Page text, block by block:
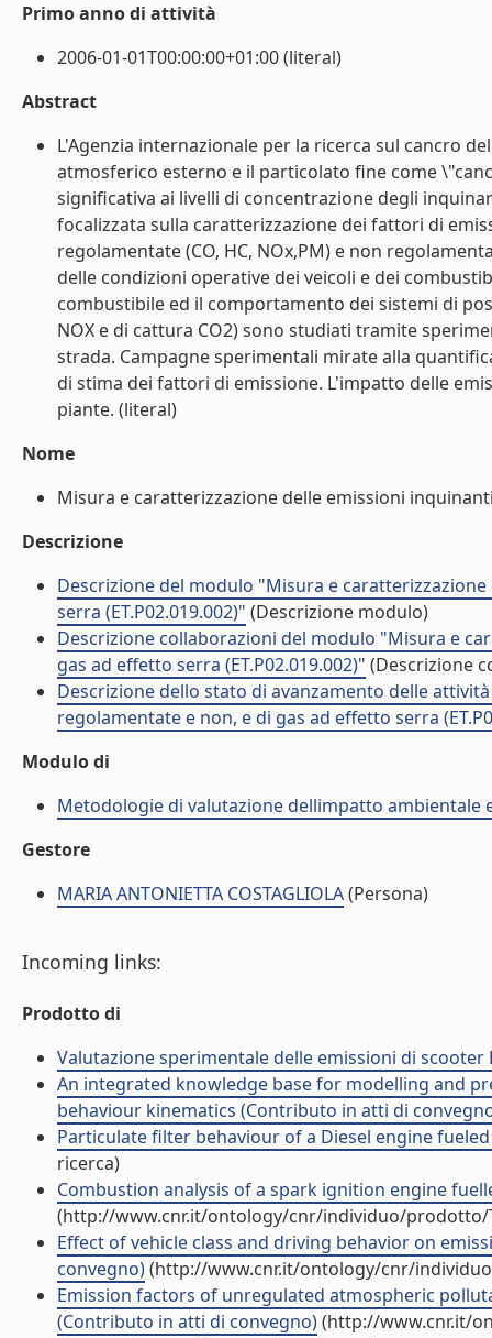
Primo anno di attività
2006-01-01T00:00:00+01:00 (literal)
Abstract
L'Agenzia internazionale per la ricerca sul cancro
atmosferico esterno e il particolato fine come
significativa ai livelli di concentrazione degli
focalizzata sulla caratterizzazione dei fattori di
regolamentate (CO, HC, NOx,PM) e non
delle condizioni operative dei veicoli e dei
combustibile ed il comportamento dei sistemi di
NOX e di cattura CO2) sono studiati tramite
strada. Campagne sperimentali mirate alla
di stima dei fattori di emissione. L'impatto delle
piante. (literal)
Nome
Misura e caratterizzazione delle emissioni
Descrizione
Descrizione del modulo "Misura e
serra (ET.P02.019.002)" (Descrizione modulo)
Descrizione collaborazioni del modulo "Misura e
gas ad effetto serra (ET.P02.019.002)" (Descrizione
Descrizione dello stato di avanzamento delle
regolamentate e non, e di gas ad effetto serra
Modulo di
Metodologie di valutazione dellimpatto ambientale
Gestore
MARIA ANTONIETTA COSTAGLIOLA(Persona)
Incoming links:
Prodotto di
Valutazione sperimentale delle emissioni di
An integrated knowledge base for modelling and
behaviour kinematics (Contributo in atti di
Particulate filter behaviour of a Diesel engine
ricerca)
Combustion analysis of a spark ignition engine
(http://www.cnr.it/ontology/cnr/individuo/prodotto/
Effect of vehicle class and driving behavior on
convegno)(http://www.cnr.it/ontology/cnr/
Emission factors of unregulated atmospheric
(Contributo in atti di convegno)(http://www.cnr.it/